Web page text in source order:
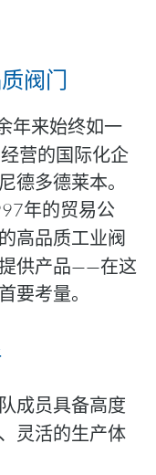
阀门
年来始终如一
营的国际化企
德多德莱本。
年的贸易公
的高品质工业阀
供产品——在这
要考量。
成员具备高度
灵活的生产体